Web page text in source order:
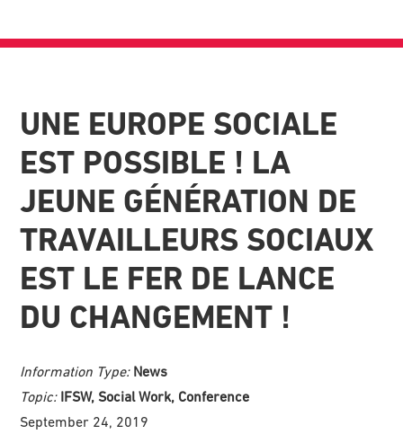
UNE EUROPE SOCIALE
EST POSSIBLE ! LA
JEUNE GÉNÉRATION DE
TRAVAILLEURS SOCIAUX
EST LE FER DE LANCE
DU CHANGEMENT !
Information Type: News
Topic: IFSW, Social Work, Conference
September 24, 2019